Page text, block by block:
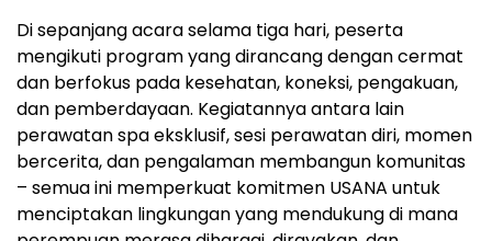
Di sepanjang acara selama tiga hari, peserta
mengikuti program yang dirancang dengan cermat
dan berfokus pada kesehatan, koneksi, pengakuan,
dan pemberdayaan. Kegiatannya antara lain
perawatan spa eksklusif, sesi perawatan diri, momen
bercerita, dan pengalaman membangun komunitas
– semua ini memperkuat komitmen USANA untuk
menciptakan lingkungan yang mendukung di mana